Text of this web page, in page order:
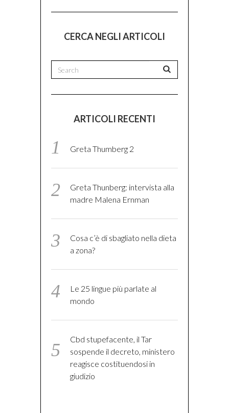
CERCA NEGLI ARTICOLI
ARTICOLI RECENTI
Greta Thumberg 2
Greta Thunberg: intervista alla
madre Malena Ernman
Cosa c’è di sbagliato nella dieta
a zona?
Le 25 lingue più parlate al
mondo
Cbd stupefacente, il Tar
sospende il decreto, ministero
reagisce costituendosi in
giudizio